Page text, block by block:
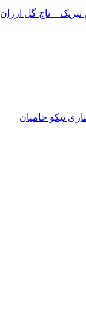
تبریک _ تاج گل ارزان
نیکو حامیان